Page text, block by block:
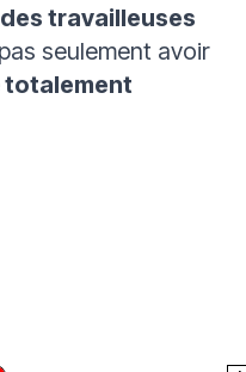
travailleuses
seulement avoir
totalement